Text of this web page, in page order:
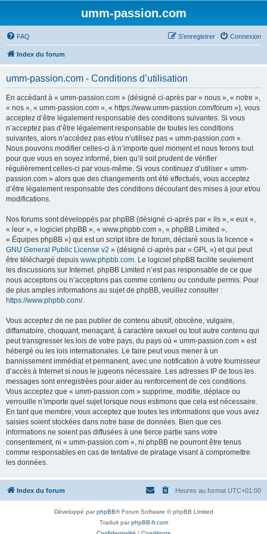
umm-passion.com
FAQ Connexion
S’enregistrer
Index du forum
umm-passion.com - Conditions d’utilisation
En accédant à « umm-passion.com » (désigné ci-après par « nous », « notre »,
« nos », « umm-passion.com », « https://www.umm-passion.com/forum »), vous
acceptez d’être légalement responsable des conditions suivantes. Si vous
n’acceptez pas d’être légalement responsable de toutes les conditions
suivantes, alors n’accédez pas et/ou n’utilisez pas « umm-passion.com ».
Nous pouvons modifier celles-ci à n’importe quel moment et nous ferons tout
pour que vous en soyez informé, bien qu’il soit prudent de vérifier
régulièrement celles-ci par vous-même. Si vous continuez d’utiliser « umm-
passion.com » alors que des changements ont été effectués, vous acceptez
d’être légalement responsable des conditions découlant des mises à jour et/ou
modifications.
Nos forums sont développés par phpBB (désigné ci-après par « ils », « eux »,
« leur », « logiciel phpBB », « www.phpbb.com », « phpBB Limited »,
« Équipes phpBB ») qui est un script libre de forum, déclaré sous la licence «
GNU General Public License v2 » (désigné ci-après par « GPL ») et qui peut
être téléchargé depuis www.phpbb.com. Le logiciel phpBB facilite seulement
les discussions sur Internet. phpBB Limited n’est pas responsable de ce que
nous acceptons ou n’acceptons pas comme contenu ou conduite permis. Pour
de plus amples informations au sujet de phpBB, veuillez consulter :
https://www.phpbb.com/.
Vous acceptez de ne pas publier de contenu abusif, obscène, vulgaire,
diffamatoire, choquant, menaçant, à caractère sexuel ou tout autre contenu qui
peut transgresser les lois de votre pays, du pays où « umm-passion.com » est
hébergé ou les lois internationales. Le faire peut vous mener à un
bannissement immédiat et permanent, avec une notification à votre fournisseur
d’accès à Internet si nous le jugeons nécessaire. Les adresses IP de tous les
messages sont enregistrées pour aider au renforcement de ces conditions.
Vous acceptez que « umm-passion.com » supprime, modifie, déplace ou
verrouille n’importe quel sujet lorsque nous estimons que cela est nécessaire.
En tant que membre, vous acceptez que toutes les informations que vous avez
saisies soient stockées dans notre base de données. Bien que ces
informations ne soient pas diffusées à une tierce partie sans votre
consentement, ni « umm-passion.com », ni phpBB ne pourront être tenus
comme responsables en cas de tentative de piratage visant à compromettre
les données.
Index du forum Heures au format UTC+01:00
Développé parphpBB® Forum Software © phpBB Limited
Traduit parphpBB-fr.com